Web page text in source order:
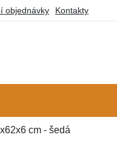
objednávky Kontakty
cm - šedá